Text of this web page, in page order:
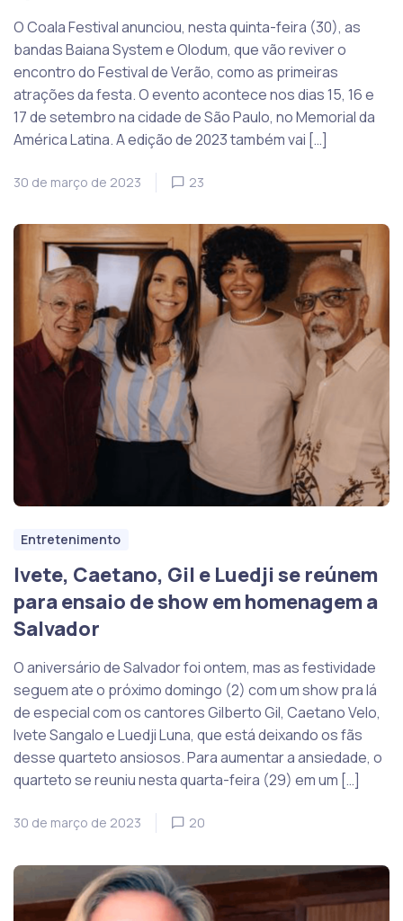
O Coala Festival anunciou, nesta quinta-feira (30), as
bandas Baiana System e Olodum, que vão reviver o
encontro do Festival de Verão, como as primeiras
atrações da festa. O evento acontece nos dias 15, 16 e
17 de setembro na cidade de São Paulo, no Memorial da
América Latina. A edição de 2023 também vai […]
30 de março de 2023 23
Entretenimento
Ivete, Caetano, Gil e Luedji se reúnem
para ensaio de show em homenagem a
Salvador
O aniversário de Salvador foi ontem, mas as festividade
seguem ate o próximo domingo (2) com um show pra lá
de especial com os cantores Gilberto Gil, Caetano Velo,
Ivete Sangalo e Luedji Luna, que está deixando os fãs
desse quarteto ansiosos. Para aumentar a ansiedade, o
quarteto se reuniu nesta quarta-feira (29) em um […]
30 de março de 2023 20